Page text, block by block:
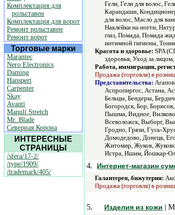
Комплектация для
рольставен
Комплектация для ворот
Ремонт рольставен
Ремонт ворот
Торговые марки
Marantec
Nero Electronics
Daming
Hanspert
Carpenter
Skay
Avanti
Manuli Stretch
Mr. Blade
Северная Корона
ИНТЕРЕСНЫЕ
СТРАНИЦЫ
/sfera/17-2/
/type/1909/
/trademark/405/
Гели, Гели для волос,
Карандаши,
для волос, Масло для
Наклейки на ногти,
глаз, Помада, Помада
интимной гигиены,
Красота и здоровье: SPA
здоровья, Уход за
Работа, иммиграция,
Продажа (торговля) в
Представительства:
Аспропиргос, Астана,
Бельцы, Бендеры,
Богородск, Бор,
Пышма, Видное,
Всеволожск, Выборг,
Гродно, Грязи, Гусь-
Домодедово, Донецк,
Житомир, Жуков,
Истра, Ишим, Йошкар-
4. Интернет-магазин
Галантерея, бижутерия:
Продажа (торговля) в
5. Изделия из кожи |